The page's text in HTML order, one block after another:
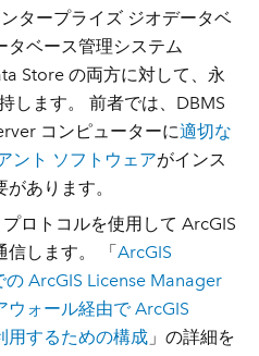
タープライズ ジオデータベ
タベース管理システム
Store の両方に対して、永
します。 前者では、DBMS
コンピューターに適切な
ント ソフトウェアがインス
あります。
ロトコルを使用して ArcGIS
信します。 「ArcGIS
ArcGIS License Manager
ウォール経由で ArcGIS
用するための構成 」の詳細を